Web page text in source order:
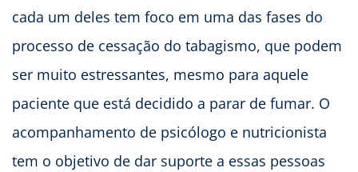
cada um deles tem foco em uma das fases do
processo de cessação do tabagismo, que podem
ser muito estressantes, mesmo para aquele
paciente que está decidido a parar de fumar. O
acompanhamento de psicólogo e nutricionista
tem o objetivo de dar suporte a essas pessoas